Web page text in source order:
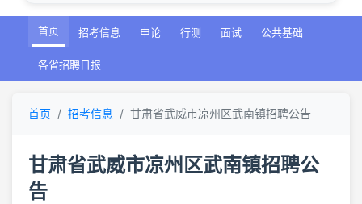
首页 招考信息 申论 行测 面试 公共基础
各省招聘日报
首页 招考信息 甘肃省武威市凉州区武南镇招聘公告
甘肃省武威市凉州区武南镇招聘公
告